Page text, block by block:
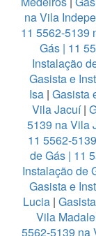
na Vila
11 5562-5139
Gás | 11
Instalação
Gasista e
Isa| Gasista
Vila Jacuí|
5139 na Vila
11 5562-
de Gás | 11
Instalação de
Gasista e
Lucia|
Vila
5562-5139 na